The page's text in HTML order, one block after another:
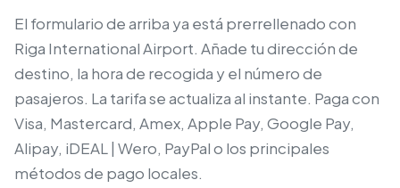
El formulario de arriba ya está prerrellenado con
Riga International Airport. Añade tu dirección de
destino, la hora de recogida y el número de
pasajeros. La tarifa se actualiza al instante. Paga con
Visa, Mastercard, Amex, Apple Pay, Google Pay,
Alipay, iDEAL | Wero, PayPal o los principales
métodos de pago locales.